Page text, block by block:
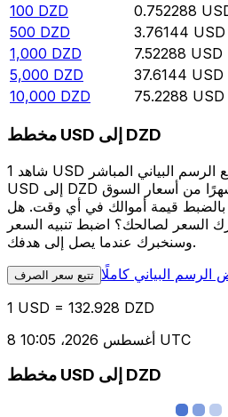
100 DZD 0.752288
500 DZD 3.76144 USD
1,000 DZD 7.52288 USD
5,000 DZD 37.6144 USD
10,000 DZD 75.2288 USD
مخطط USD إلى DZD
شاهد 1 USD الخاص بك أثناء الحركة. يتتبع الرسم البياني المباشر
USD إلى DZD الخاص بنا على مدار 12 شهرًا من أسعار السوق
قيمة أموالك في أي وقت. هل
السعر لصالحك؟ اضبط تنبيه السعر
وسنخبرك عندما يصل إلى هدفك.
تتبع سعر الصرف الرسم البياني كاملًا
1 USD = 132.928 DZD
8 أغسطس 2026، 10:05 UTC
مخطط USD إلى DZD